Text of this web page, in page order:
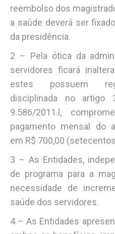
reembolso dos
a saúde deverá ser
da presidência.
2 – Pela ótica da
servidores ficará
estes possuem
disciplinada no artigo
9.586/2011.l,
pagamento mensal do
em R$ 700,00
3 – As Entidades,
de programa para a
necessidade de
saúde dos servidores.
4 – As Entidades